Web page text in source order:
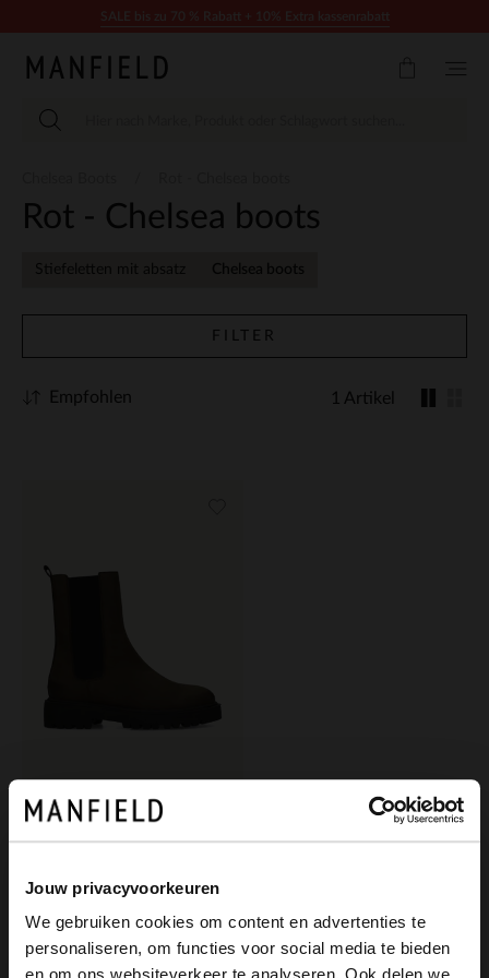
Jouw privacyvoorkeuren
We gebruiken cookies om content en advertenties te
personaliseren, om functies voor social media te bieden
Rot - Chelsea boots
Stiefeletten mit absatz Chelsea boots
FILTER
1 Artikel
Empfohlen
Manfield
Dunkelgrüne Chelsea Boots aus Nubukleder